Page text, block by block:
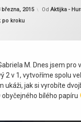
března, 2015 Od Aktijka -
po kroku
M. Dnes jsem pro
2 v 1, vytvoříme spolu
ukáži, jak si vyrobíte
obyčejného bílého papíru